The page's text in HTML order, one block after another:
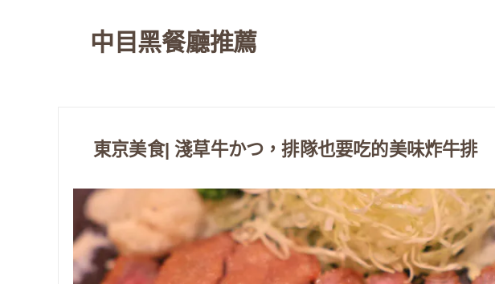
中目黑餐廳推薦
東京美食| 淺草牛かつ，排隊也要吃的美味炸牛排